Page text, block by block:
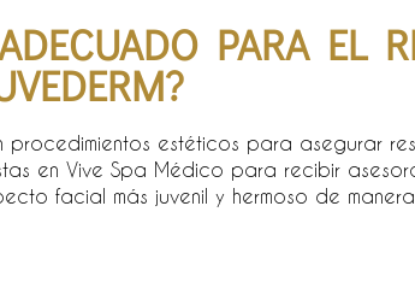
PARA EL
estéticos para asegurar
en Vive Spa Médico para recibir
facial más juvenil y hermoso de